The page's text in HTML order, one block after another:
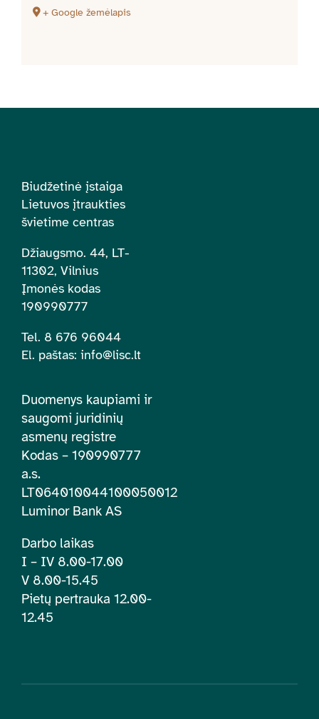
+ Google žemėlapis
Biudžetinė įstaiga
Lietuvos įtraukties
švietime centras
Džiaugsmo. 44, LT-
11302, Vilnius
Įmonės kodas
190990777
Tel. 8 676 96044
El. paštas: info@lisc.lt
Duomenys kaupiami ir
saugomi juridinių
asmenų registre
Kodas – 190990777
a.s.
LT064010044100050012
Luminor Bank AS
Darbo laikas
I – IV 8.00-17.00
V 8.00-15.45
Pietų pertrauka 12.00-
12.45